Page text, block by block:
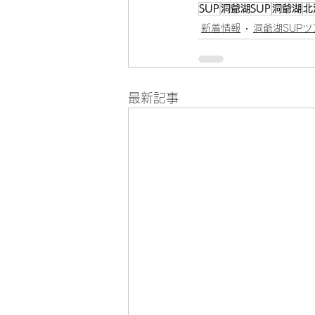
SUP洞爺湖SUP洞爺湖 北
新着情報
洞爺湖SUPツ
最新記事